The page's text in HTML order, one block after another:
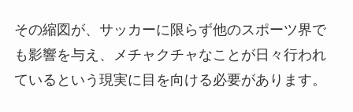
その縮図が、サッカーに限らず他のスポーツ界で
も影響を与え、メチャクチャなことが日々行われ
ているという現実に目を向ける必要があります。